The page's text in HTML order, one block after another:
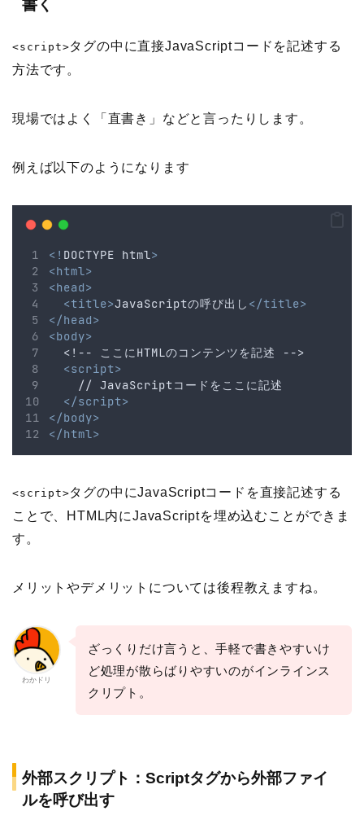
書く
<script>タグの中に直接JavaScriptコードを記述する
方法です。
現場ではよく「直書き」などと言ったりします。
例えば以下のようになります
<! DOCTYPE html>
<html>
<head>
<title>JavaScriptの呼び出し </title>
</head>
<body>
  <!-- ここにHTMLのコンテンツを記述 -->
<script>
    // JavaScriptコードをここに記述
</script>
</body>
</html>
<script>タグの中にJavaScriptコードを直接記述する
ことで、HTML内にJavaScriptを埋め込むことができま
す。
メリットやデメリットについては後程教えますね。
わかドリ
ざっくりだけ言うと、手軽で書きやすいけ
ど処理が散らばりやすいのがインラインス
クリプト。
外部スクリプト：Scriptタグから外部ファイ
ルを呼び出す